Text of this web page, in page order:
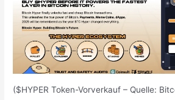
($HYPER Token-Vorverkauf – Quelle: